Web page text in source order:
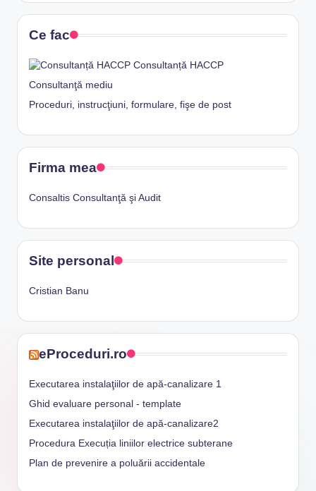
Ce fac
Consultanță HACCP
Consultanţă mediu
Proceduri, instrucţiuni, formulare, fişe de post
Firma mea
Consaltis Consultanţă şi Audit
Site personal
Cristian Banu
eProceduri.ro
Executarea instalaţiilor de apă-canalizare 1
Ghid evaluare personal - template
Executarea instalaţiilor de apă-canalizare2
Procedura Execuția liniilor electrice subterane
Plan de prevenire a poluării accidentale